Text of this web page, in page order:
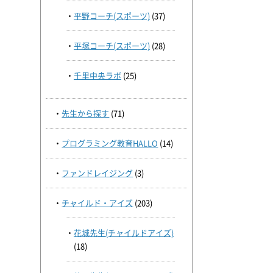
平野コーチ(スポーツ)(37)
平塚コーチ(スポーツ)(28)
千里中央ラボ (25)
先生から探す (71)
プログラミング教育HALLO (14)
ファンドレイジング (3)
チャイルド・アイズ (203)
花城先生(チャイルドアイズ)
(18)